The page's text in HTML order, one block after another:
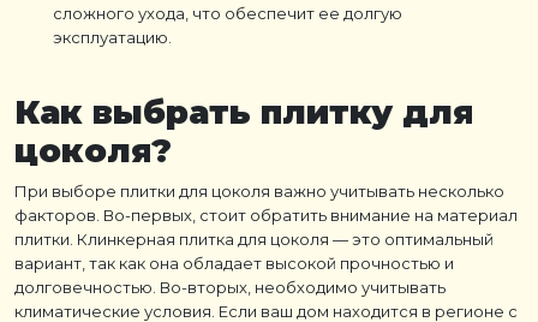
сложного ухода, что обеспечит ее долгую
эксплуатацию.
Как выбрать плитку для
цоколя?
При выборе плитки для цоколя важно учитывать несколько
факторов. Во-первых, стоит обратить внимание на материал
плитки. Клинкерная плитка для цоколя — это оптимальный
вариант, так как она обладает высокой прочностью и
долговечностью. Во-вторых, необходимо учитывать
климатические условия. Если ваш дом находится в регионе с